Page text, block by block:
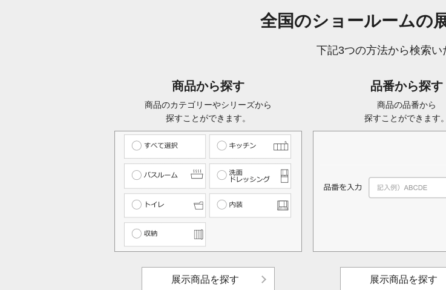
全国のショールームの
下記3つの方法から検索い
商品から探す
商品のカテゴリーやシリーズから
探すことができます。
展示商品を探す
品番から探す
商品の品番から
探すことができます。
展示商品を探す